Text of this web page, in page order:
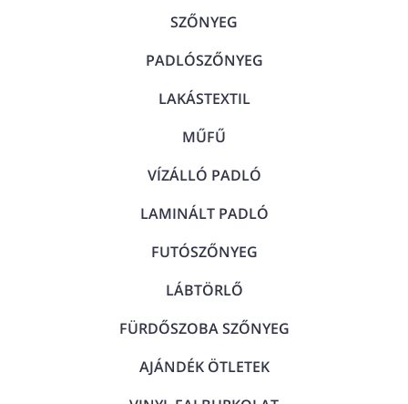
SZŐNYEG
PADLÓSZŐNYEG
LAKÁSTEXTIL
MŰFŰ
VÍZÁLLÓ PADLÓ
LAMINÁLT PADLÓ
FUTÓSZŐNYEG
LÁBTÖRLŐ
FÜRDŐSZOBA SZŐNYEG
AJÁNDÉK ÖTLETEK